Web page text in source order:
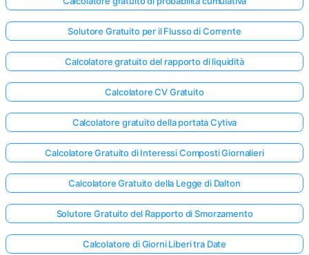
Solutore Gratuito per il Flusso di Corrente
Calcolatore gratuito del rapporto di liquidità
Calcolatore CV Gratuito
Calcolatore gratuito della portata Cytiva
Calcolatore Gratuito di Interessi Composti Giornalieri
Calcolatore Gratuito della Legge di Dalton
Solutore Gratuito del Rapporto di Smorzamento
Calcolatore di Giorni Liberi tra Date